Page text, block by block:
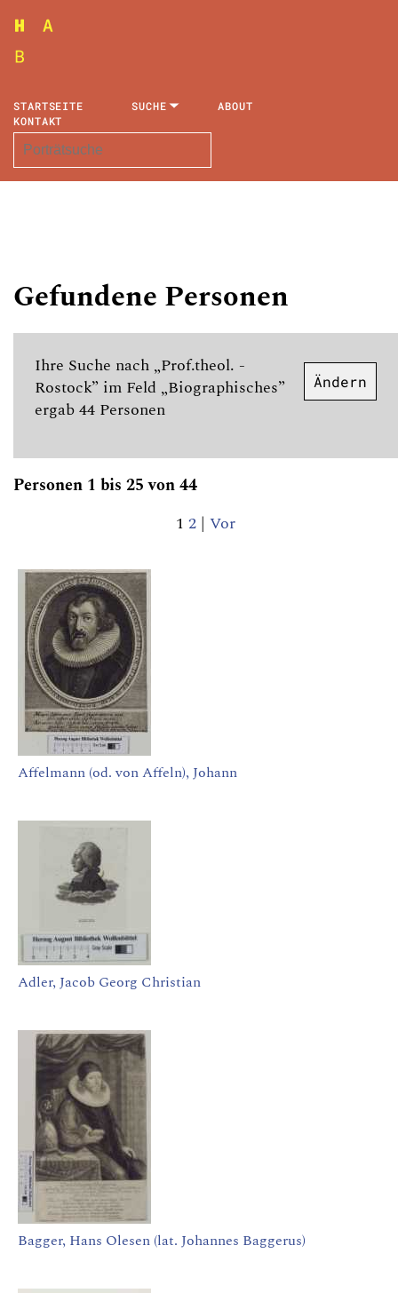
STARTSEITE SUCHE
ABOUT
KONTAKT
Gefundene Personen
Ihre Suche nach „Prof.theol. -
Rostock” im Feld „Biographisches”
ergab 44 Personen
Ändern
Personen 1 bis 25 von 44
1 2 | Vor
Affelmann (od. von Affeln), Johann
Adler, Jacob Georg Christian
Bagger, Hans Olesen (lat. Johannes Baggerus)